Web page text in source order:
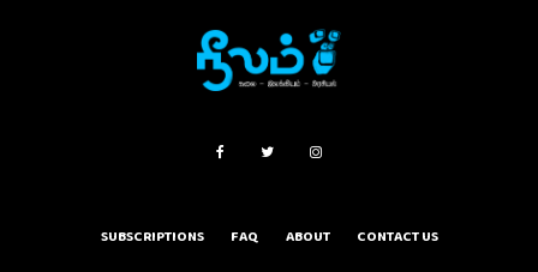
SUBSCRIPTIONS FAQ ABOUT CONTACT US